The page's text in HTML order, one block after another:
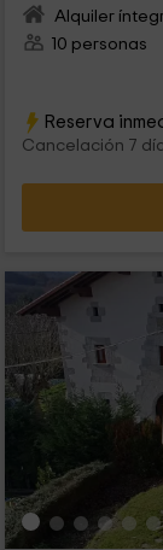
Alquiler
10 personas
Reserva
Cancelación 7